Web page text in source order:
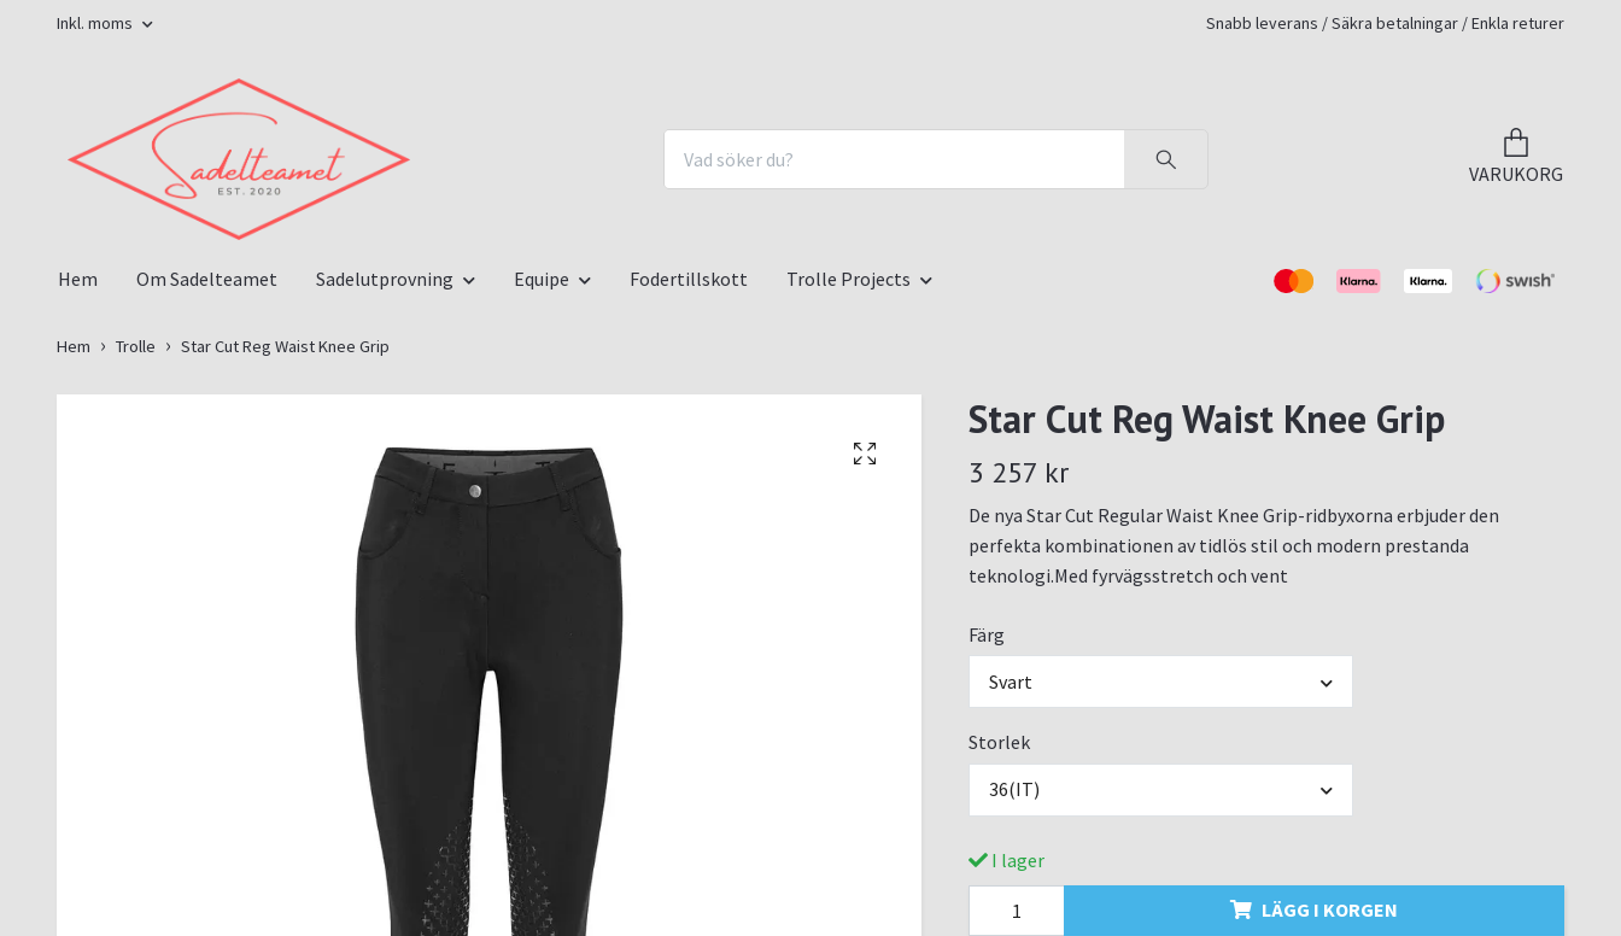
Inkl. moms Snabb leverans / Säkra betalningar / Enkla returer
VARUKORG
Hem Om Sadelteamet Sadelutprovning Equipe Fodertillskott Trolle Projects
Hem Trolle Star Cut Reg Waist Knee Grip
Star Cut Reg Waist Knee Grip
3 257 kr
De nya Star Cut Regular Waist Knee Grip-ridbyxorna erbjuder den
perfekta kombinationen av tidlös stil och modern prestanda
teknologi.Med fyrvägsstretch och vent
Färg
Svart
Storlek
36(IT)
I lager
LÄGG I KORGEN